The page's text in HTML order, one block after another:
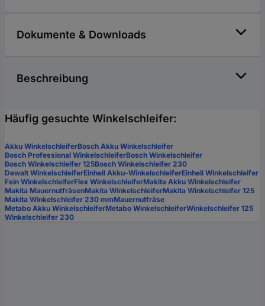
Dokumente & Downloads
Beschreibung
Häufig gesuchte Winkelschleifer:
Akku WinkelschleiferBosch Akku Winkelschleifer
Bosch Professional WinkelschleiferBosch Winkelschleifer
Bosch Winkelschleifer 125Bosch Winkelschleifer 230
Dewalt WinkelschleiferEinhell Akku-WinkelschleiferEinhell Winkelschleifer
Fein WinkelschleiferFlex WinkelschleiferMakita Akku Winkelschleifer
Makita MauernutfräsenMakita WinkelschleiferMakita Winkelschleifer 125
Makita Winkelschleifer 230 mmMauernutfräse
Metabo Akku WinkelschleiferMetabo WinkelschleiferWinkelschleifer 125
Winkelschleifer 230